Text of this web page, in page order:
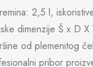
2,5 l,
dimenzije Š x D
od plemenitog
pribor